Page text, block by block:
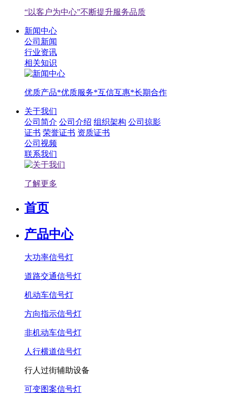
“以客户为中心”不断提升服务品质
新闻中心
公司新闻
行业资讯
相关知识
优质产品*优质服务*互信互惠*长期合作
关于我们
公司简介 公司介绍 组织架构 公司掠影
证书 荣誉证书 资质证书
公司视频
联系我们
了解更多
首页
产品中心
大功率信号灯
道路交通信号灯
机动车信号灯
方向指示信号灯
非机动车信号灯
人行横道信号灯
行人过街辅助设备
可变图案信号灯